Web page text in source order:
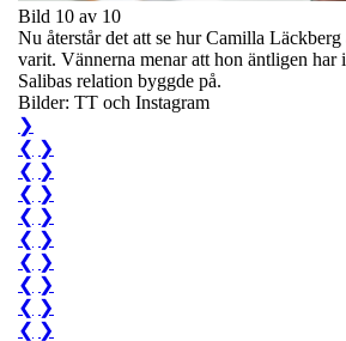
Bild 10 av 10
Nu återstår det att se hur Camilla
varit. Vännerna menar att hon äntligen har
Salibas relation byggde på.
Bilder: TT och Instagram
❯
❮ ❯
❮ ❯
❮ ❯
❮ ❯
❮ ❯
❮ ❯
❮ ❯
❮ ❯
❮ ❯